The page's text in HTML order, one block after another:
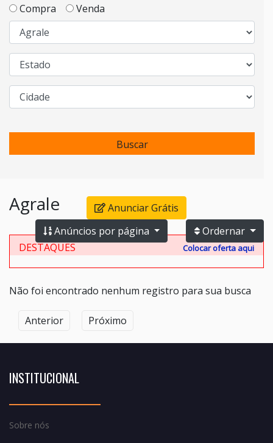
Compra Venda
Buscar
Agrale
Anunciar Grátis
Ordernar
Anúncios por página
DESTAQUES
Colocar oferta aqui
Não foi encontrado nenhum registro para sua busca
Anterior Próximo
INSTITUCIONAL
Sobre nós